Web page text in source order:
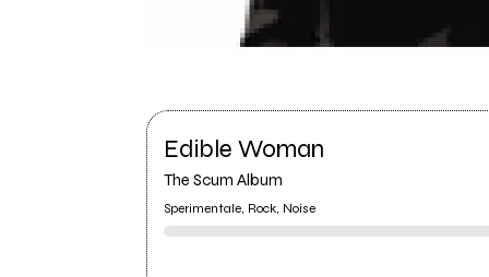
Edible Woman
The Scum Album
Sperimentale, Rock, Noise